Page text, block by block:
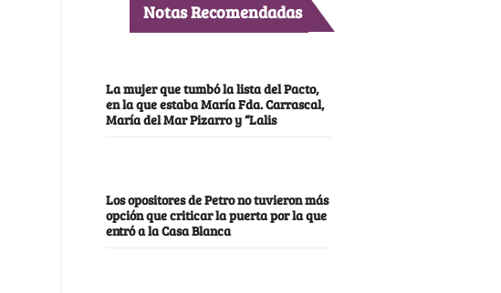
Notas Recomendadas
La mujer que tumbó la lista del Pacto,
en la que estaba María Fda. Carrascal,
María del Mar Pizarro y “Lalis
Los opositores de Petro no tuvieron más
opción que criticar la puerta por la que
entró a la Casa Blanca